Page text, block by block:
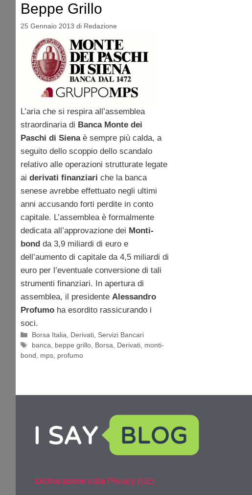
Beppe Grillo
25 Gennaio 2013 di Redazione
L’aria che si respira all’assemblea
straordinaria di Banca Monte dei
Paschi di Siena è sempre più calda, a
seguito dello scoppio dello scandalo
relativo alle operazioni strutturate legate
ai derivati finanziari che la banca
senese avrebbe effettuato negli ultimi
anni accusando forti perdite in conto
capitale. L’assemblea è formalmente
dedicata all’approvazione dei Monti-
bond da 3,9 miliardi di euro e
dell’aumento di capitale da 4,5 miliardi di
euro per l’eventuale conversione di tali
strumenti finanziari. In apertura di
assemblea, il presidente Alessandro
Profumo ha esordito rassicurando i
soci.
Categorie
Borsa Italia, Derivati, Servizi Bancari
Tag
banca, beppe grillo, Borsa, Derivati, monti-
bond, mps, profumo
Dichiarazione sulla Privacy (UE)